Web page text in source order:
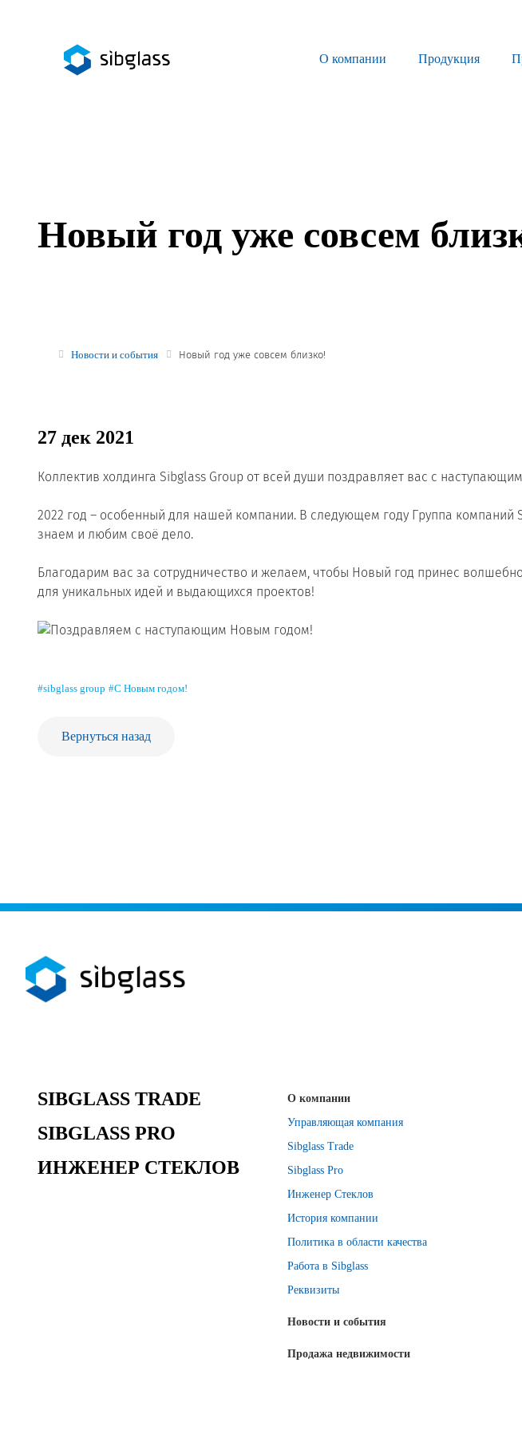
О компании Продукция
Инженер Стеклов Стекло для мебели,
Новый год уже совсем
Новости и события Новый год уже совсем близко!
27 дек 2021
Коллектив холдинга Sibglass Group от всей души поздравляет вас с
2022 год – особенный для нашей компании. В следующем году Группа компаний
знаем и любим своё дело.
Благодарим вас за сотрудничество и желаем, чтобы Новый год принес
для уникальных идей и выдающихся проектов!
#sibglass group #С Новым годом!
Вернуться назад
SIBGLASS TRADE
SIBGLASS PRO
ИНЖЕНЕР СТЕКЛОВ
О компании
Управляющая компания
Sibglass Trade
Sibglass Pro
Инженер Стеклов
История компании
Политика в области качества
Работа в Sibglass
Реквизиты
Новости и события
Продажа недвижимости